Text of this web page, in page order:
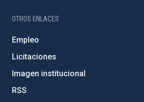
OTROS ENLACES
Empleo
Licitaciones
Imagen institucional
RSS